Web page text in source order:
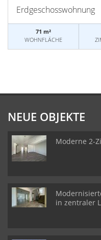
Erdgeschosswohnung
71 m²
WOHNFLÄCHE
NEUE OBJEKTE
Moderne 2-
in zentraler